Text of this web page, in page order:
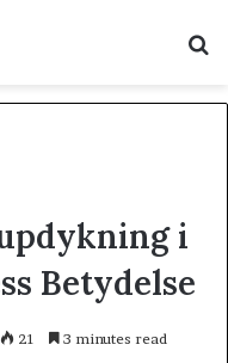
i
Betydelse
21 3 minutes read